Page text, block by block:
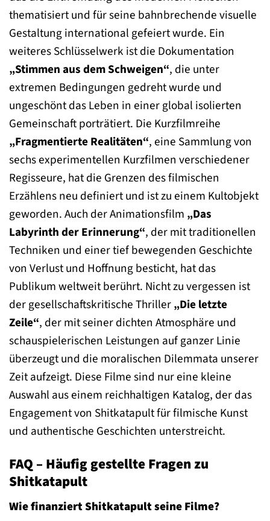
thematisiert und für seine bahnbrechende visuelle
Gestaltung international gefeiert wurde. Ein
weiteres Schlüsselwerk ist die Dokumentation
„Stimmen aus dem Schweigen“, die unter
extremen Bedingungen gedreht wurde und
ungeschönt das Leben in einer global isolierten
Gemeinschaft porträtiert. Die Kurzfilmreihe
„Fragmentierte Realitäten“, eine Sammlung von
sechs experimentellen Kurzfilmen verschiedener
Regisseure, hat die Grenzen des filmischen
Erzählens neu definiert und ist zu einem Kultobjekt
geworden. Auch der Animationsfilm „Das
Labyrinth der Erinnerung“, der mit traditionellen
Techniken und einer tief bewegenden Geschichte
von Verlust und Hoffnung besticht, hat das
Publikum weltweit berührt. Nicht zu vergessen ist
der gesellschaftskritische Thriller„Die letzte
Zeile“, der mit seiner dichten Atmosphäre und
schauspielerischen Leistungen auf ganzer Linie
überzeugt und die moralischen Dilemmata unserer
Zeit aufzeigt. Diese Filme sind nur eine kleine
Auswahl aus einem reichhaltigen Katalog, der das
Engagement von Shitkatapult für filmische Kunst
und authentische Geschichten unterstreicht.
FAQ – Häufig gestellte Fragen zu
Shitkatapult
Wie finanziert Shitkatapult seine Filme?